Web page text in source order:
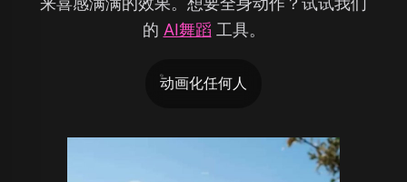
的 AI舞蹈 工具。
动画化任何人